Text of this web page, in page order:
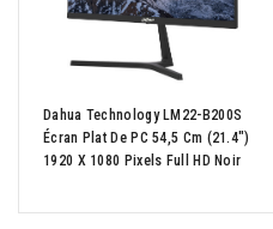
Dahua Technology LM22-B200S
Écran Plat De PC 54,5 Cm (21.4")
1920 X 1080 Pixels Full HD Noir